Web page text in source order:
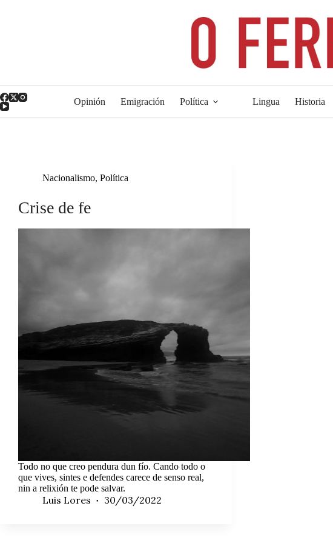
Opinión Emigración Política Lingua Historia
Nacionalismo, Política
Crise de fe
Todo no que creo pendura dun fío. Cando todo o
que vives, sintes e defendes carece de senso real,
nin a relixión te pode salvar.
Luis Lores 30/03/2022